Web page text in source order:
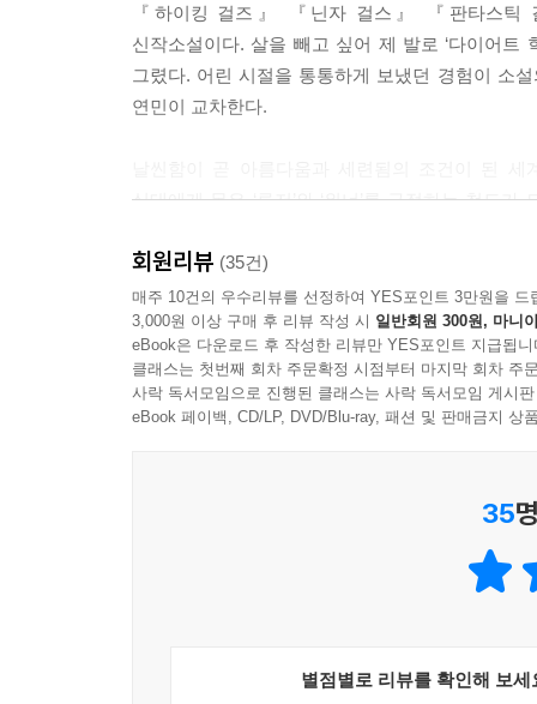
“밍밍아, 우리 살 꼭 빼자. 그래서 당당하게 백화
“잘 따라오고 있는 학생도 있지만, 그렇지 못한
이 모여 여러분에게 아주 크게 되돌아옵니다. 언
되면, 저 아줌마처럼 될까? 뚱뚱한 내 모습이 싫어
찍했다. 아무래도 운동을 더 열심히 해야겠다.---
“자, 그럼 총 벌점이 얼마지?”
“점 20점이요.”
난 고개를 푹 숙인 채 대답했다. 지난주에 두통 때
“마이너스 팀은 독방에서 식사가 없어. 독방에서
원장님이 내 팔을 움켜잡은 채, 나를 데리고 현관
『하이킹 걸즈』 『닌자 걸스』 『판타스틱
신작소설이다. 살을 빼고 싶어 제 발로 ‘다이어트
그렸다. 어린 시절을 통통하게 보냈던 경험이 소
연민이 교차한다.
십대에게 몸은 ‘루저’와 ‘위너’를 규정하는 척도
효과가 좋기로 유명한 ‘마주리 다이어트 학교’에
몸을 위해 시간과 자유, 그리고 돈쯤이야 얼마든
못하면 ‘나는 돼지다. 하지만 사람이 될 거다!’라
이것이 과연 옳은 길인지 고민한다. ‘아름다운 몸’
‘마주리 다이어트 학교’에서 우리는 십대들의 ‘몸
회원리뷰 (35건)
매주 10건의 우수리뷰를 선정하여 YES포인트 3만원을 드
3,000원 이상 구매 후 리뷰 작성 시 일반회원 300원, 마니
eBook은 다운로드 후 작성한 리뷰만 YES포인트 지급됩니
클래스는 첫번째 회차 주문확정 시점부터 마지막 회차 주
사락 독서모임으로 진행된 클래스는 사락 독서모임 게시
eBook 페이백, CD/LP, DVD/Blu-ray, 패션 및 판매금지 상
35
별점별로 리뷰를 확인해 보세